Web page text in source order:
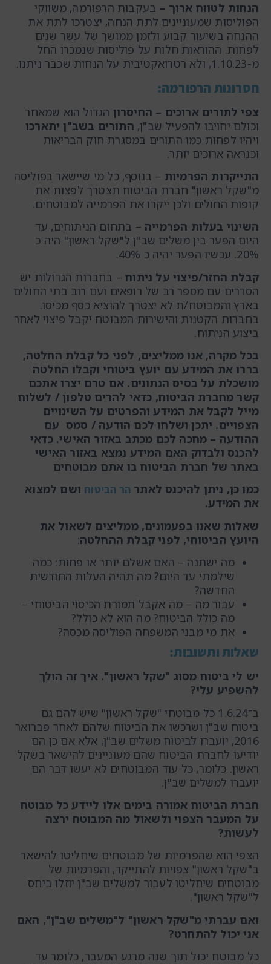
הנחות לטווח ארוך – בעקבות הרפורמה, משווקי
הפוליסות שמעוניינים לתת הנחה, יצטרכו לתת את
ההנחה בשיעור קבוע ולזמן ממושך של עשר שנים
לפחות. ההוראות חלות על פוליסות שנמכרו החל
מ-1.10.23, ולא רטרואקטיבית על הנחות שכבר ניתנו.
חסרונות הרפורמה:
צפי לתורים ארוכים – החיסרון הגדול הוא שמאחר
וכולם יחויבו להפעיל שב"ן, התורים בשב"ן יתארכו
ויהיו לפחות כמו התורים במסגרת חוק הבריאות
וכנראה ארוכים יותר.
התייקרות הפרמיות – בנוסף, כל מי שיישאר בפוליסה
מ"שקל ראשון" חברת הביטוח תצטרך לפצות את
קופות החולים ולכן ייקרו את הפרמייה למבוטחים.
השינוי בעלות הפרמייה – בתחום הניתוחים, עד
היום הפער בין משלים שב"ן ל"שקל ראשון" היה כ
20%. עכשיו הפער יהיה כ 40%.
קבלת החזר/פיצוי על ניתוח– בחברות הגדולות יש
הסדרים עם מספר רב של רופאים ועם רוב בתי החולים
בארץ והמבוטח/ת לא יצטרך להוציא כסף מכיסו.
בחברות הקטנות והישירות המבוטח יקבל פיצוי לאחר
ביצוע הניתוח.
בכל מקרה, אנו ממליצים, לפני כל קבלת החלטה,
בררו את המידע עם יועץ ביטוחי וקבלו החלטה
מושכלת על בסיס הנתונים. אם טרם יצרו אתכם
קשר מחברת הביטוח, כדאי להרים טלפון / לשלוח
מייל לקבל את המידע והפרטים על השינויים
הצפויים. יתכן ושלחו לכם הודעה / סמס עם
ההודעה – מחכה לכם מכתב באזור האישי. כדאי
להכנס ולבדוק האם המידע נמצא באזור האישי
באתר של חברת הביטוח בו אתם מבוטחים
כמו כן, ניתן להיכנס לאתר הר הביטוח ושם למצוא
את המידע.
שאלות שאנו בפעמונים, ממליצים לשאול את
היועץ הביטוחי, לפני קבלת ההחלטה:
מה ישתנה – האם אשלם יותר או פחות: כמה
שילמתי עד היום? מה תהיה העלות החודשית
החדשה?
עבור מה – מה אקבל תמורת הכיסוי הביטוחי –
מה כולל הביטוח? מה הוא לא כולל?
את מי מבני המשפחה הפוליסה מכסה?
שאלות ותשובות:
יש לי ביטוח מסוג "שקל ראשון". איך זה הולך
להשפיע עלי?
ב־1.6.24 כל מבוטחי "שקל ראשון" שיש להם גם
ביטוח שב"ן ושרכשו את הביטוח שלהם לאחר פברואר
2016, יועברו לביטוח משלים שב"ן, אלא אם כן הם
יודיעו לחברת הביטוח שהם מעוניינים להישאר בשקל
ראשון. כלומר, כל עוד המבוטחים לא יעשו דבר הם
יועברו למשלים שב"ן.
חברת הביטוח אמורה בימים אלו ליידע כל מבוטח
על המעבר הצפוי ולשאול מה המבוטח ירצה
לעשות?
הצפי הוא שהפרמיות של מבוטחים שיחליטו להישאר
ב"שקל ראשון" צפויות להתייקר, והפרמיות של
מבוטחים שיחליטו לעבור למשלים שב"ן יוזלו ביחס
ל"שקל ראשון".
ואם עברתי מ"שקל ראשון" ל"משלים שב"ן", האם
אני יכול להתחרט?
כל מבוטח יכול תוך שנה מרגע המעבר, כלומר עד